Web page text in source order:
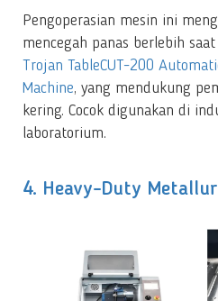
Pengoperasian mesin ini
mencegah panas berlebih
Trojan TableCUT-200
Machine, yang mendukung
kering. Cocok digunakan di
laboratorium.
4. Heavy-Duty